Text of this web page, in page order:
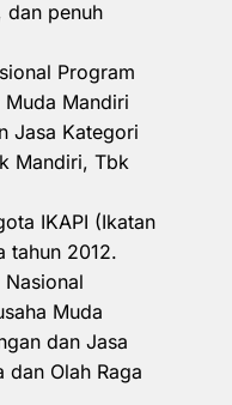
dan penuh
Program
Muda Mandiri
Jasa Kategori
Mandiri, Tbk
IKAPI (Ikatan
tahun 2012.
Muda
dan Jasa
dan Olah Raga